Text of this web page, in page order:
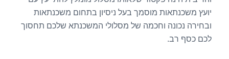
יועץ משכנתאות מוסמך בעל ניסיון בתחום משכנתאות
ובחירה נכונה וחכמה של מסלולי המשכנתא שלכם תחסוך
לכם כסף רב.